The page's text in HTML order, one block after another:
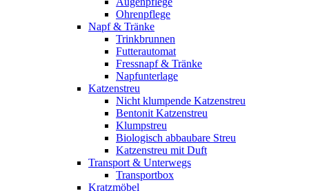
Ohrenpflege
Napf & Tränke
Trinkbrunnen
Futterautomat
Fressnapf & Tränke
Napfunterlage
Katzenstreu
Nicht klumpende Katzenstreu
Bentonit Katzenstreu
Klumpstreu
Biologisch abbaubare Streu
Katzenstreu mit Duft
Transport & Unterwegs
Transportbox
Kratzmöbel